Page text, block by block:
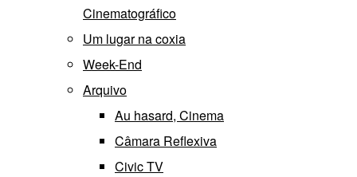
Cinematográfico
Um lugar na coxia
Week-End
Arquivo
Au hasard, Cinema
Câmara Reflexiva
Civic TV